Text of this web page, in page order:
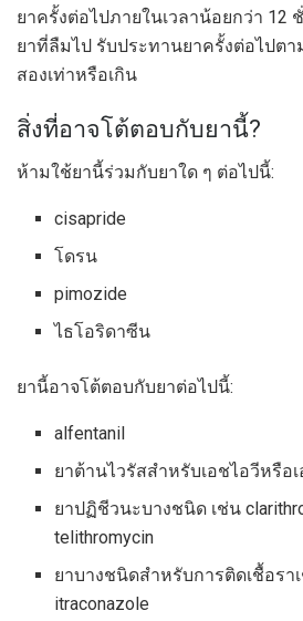
ยาครั้งต่อไปภายในเวลาน้อยกว่า 12
ยาที่ลืมไป รับประทานยาครั้งต่อไปตา
สองเท่าหรือเกิน
สิ่งที่อาจโต้ตอบกับยานี้?
ห้ามใช้ยานี้ร่วมกับยาใด ๆ ต่อไปนี้:
cisapride
โดรน
pimozide
ไธโอริดาซีน
ยานี้อาจโต้ตอบกับยาต่อไปนี้:
alfentanil
ยาต้านไวรัสสำหรับเอชไอวีหรือ
ยาปฏิชีวนะบางชนิด เช่น
telithromycin
ยาบางชนิดสำหรับการติดเชื้อรา
itraconazole